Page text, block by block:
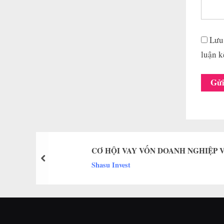
luận
CƠ HỘI VAY VỐN DOANH NGHIỆP
Shasu Invest
prev